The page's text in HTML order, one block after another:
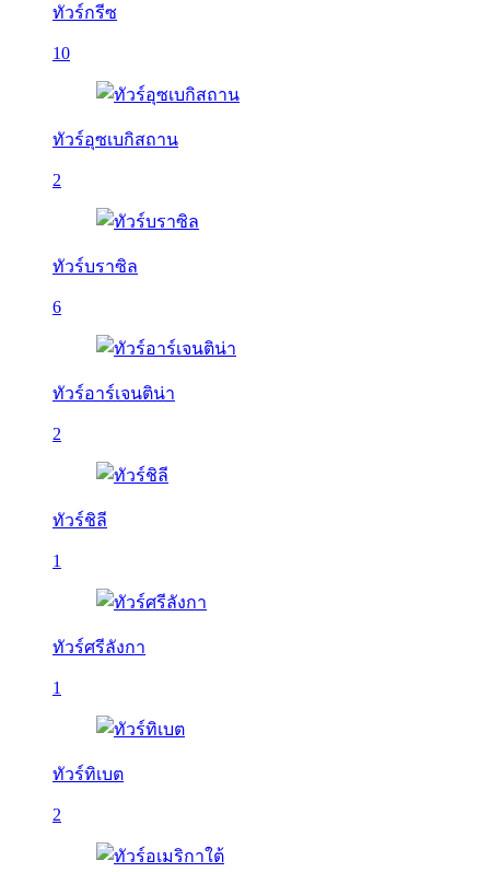
ทัวร์กรีซ
10
ทัวร์อุซเบกิสถาน
2
ทัวร์บราซิล
6
ทัวร์อาร์เจนติน่า
2
ทัวร์ชิลี
1
ทัวร์ศรีลังกา
1
ทัวร์ทิเบต
2